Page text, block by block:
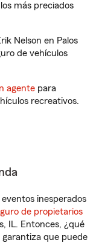
más preciados
Nelson en Palos
de vehículos
agente para
recreativos.
inesperados
de propietarios
IL. Entonces, ¿qué
garantiza que puede